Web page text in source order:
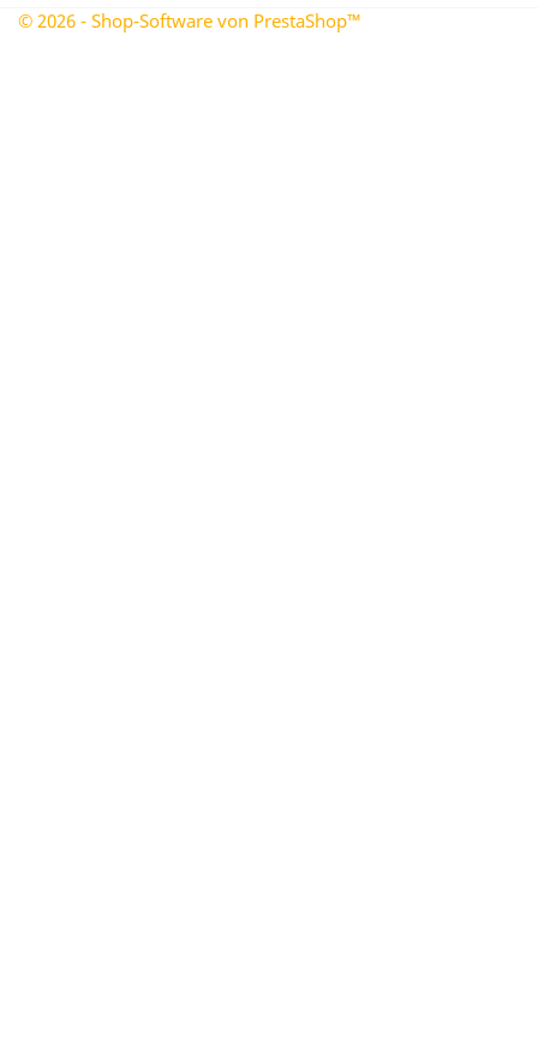
© 2026 - Shop-Software von PrestaShop™